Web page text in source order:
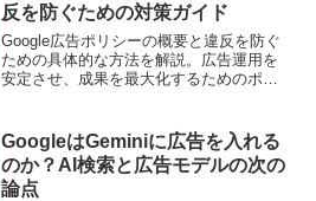
反を防ぐための対策ガイド
Google広告ポリシーの概要と違反を防ぐ
ための具体的な方法を解説。広告運用を
安定させ、成果を最大化するためのポイ
GoogleはGeminiに広告を入れる
のか？AI検索と広告モデルの次の
論点